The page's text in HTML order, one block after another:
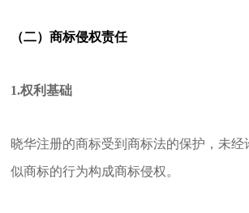
（二）商标侵权责任
1.权利基础
晓华注册的商标受到商标法的保护，未经
似商标的行为构成商标侵权。